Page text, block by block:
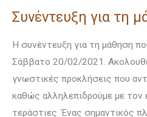
Συνέντευξη για τη
Η συνέντευξη για τη μάθηση
Σάββατο 20/02/2021.
γνωστικές προκλήσεις που
καθώς αλληλεπιδρούμε με τον
τεράστιες. Ένας σημαντικός